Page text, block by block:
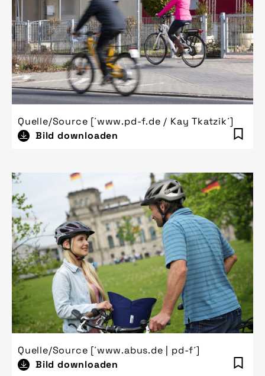
Quelle/Source [´www.pd-f.de / Kay Tkatzik´]
Bild downloaden
Quelle/Source [´www.abus.de | pd-f´]
Bild downloaden